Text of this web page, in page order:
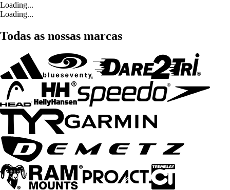
Loading...
Loading...
Todas as nossas marcas